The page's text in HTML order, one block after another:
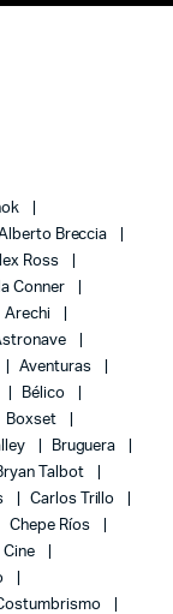
Breccia
Ross
Conner
Arechi
Aventuras
Bélico
Boxset
Bruguera
Talbot
Carlos Trillo
Chepe Ríos
Cine